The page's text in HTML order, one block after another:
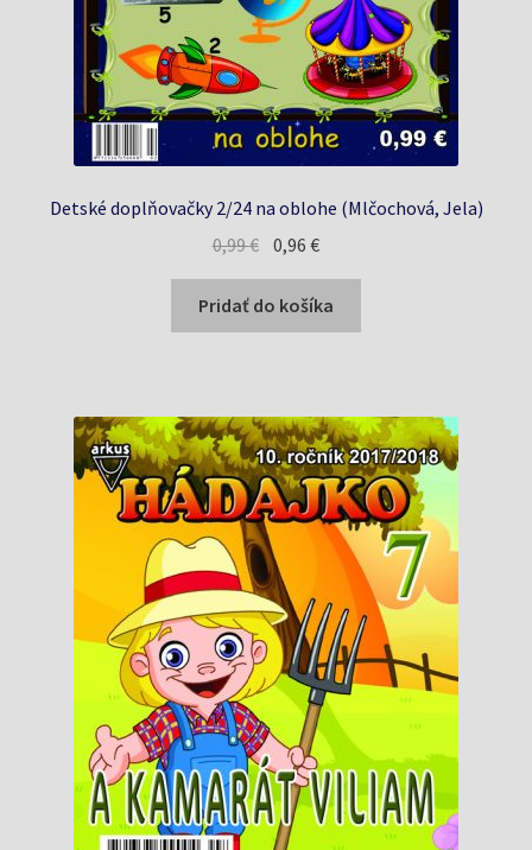
Detské doplňovačky 2/24 na oblohe (Mlčochová, Jela)
0,99€ Pôvodná
bola:
0,99 €.
0,96€Aktuálna
je:
0,96 €.
Pridať do košíka